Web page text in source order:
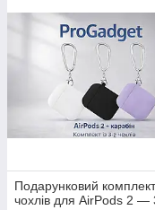
Подарунковий комплект
чохлів для AirPods 2 —